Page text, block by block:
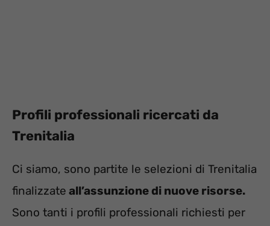
Profili professionali ricercati da
Trenitalia
Ci siamo, sono partite le selezioni di Trenitalia
finalizzate all’assunzione di nuove risorse.
Sono tanti i profili professionali richiesti per